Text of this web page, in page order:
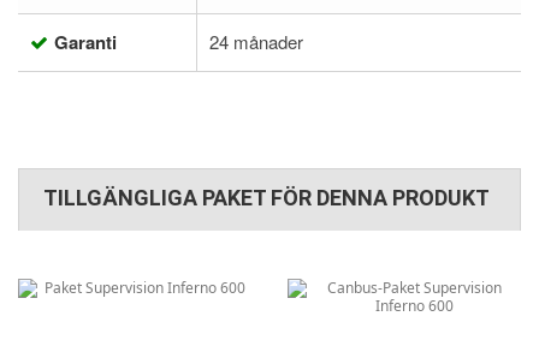
Garanti 24 månader
TILLGÄNGLIGA PAKET FÖR DENNA PRODUKT